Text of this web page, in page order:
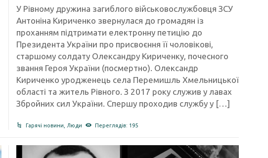
У Рівному дружина загиблого військовослужбовця ЗСУ
Антоніна Кириченко звернулася до громадян із
проханням підтримати електронну петицію до
Президента України про присвоєння її чоловікові,
старшому солдату Олександру Кириченку, почесного
звання Героя України (посмертно). Олександр
Кириченко уродженець села Перемишль Хмельницької
області та житель Рівного. З 2017 року служив у лавах
Збройних сил України. Спершу проходив службу у […]
Гарячі новини Люди Переглядів: 195